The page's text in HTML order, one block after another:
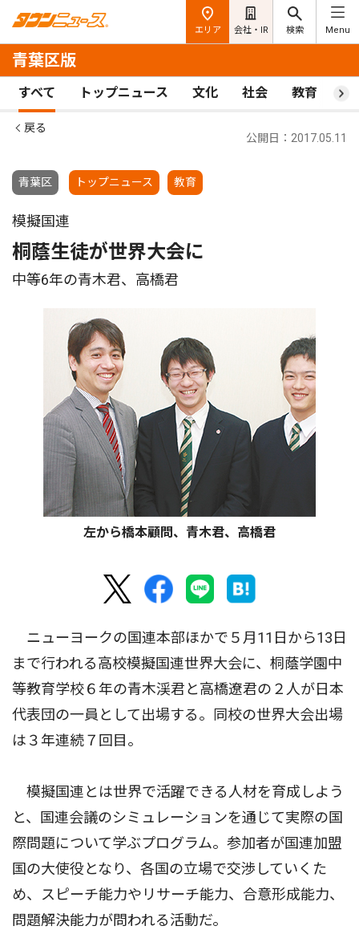
エリア 会社・IR 検索 Menu
青葉区版
すべて トップニュース 文化 社会 教育 ス
戻る
青葉区 トップニュース 教育
公開日：2017.05.11
模擬国連
桐蔭生徒が世界大会に
中等6年の青木君、高橋君
左から橋本顧問、青木君、高橋君
ニューヨークの国連本部ほかで５月11日から13日
まで行われる高校模擬国連世界大会に、桐蔭学園中
等教育学校６年の青木渓君と高橋遼君の２人が日本
代表団の一員として出場する。同校の世界大会出場
は３年連続７回目。
模擬国連とは世界で活躍できる人材を育成しよう
と、国連会議のシミュレーションを通じて実際の国
際問題について学ぶプログラム。参加者が国連加盟
国の大使役となり、各国の立場で交渉していくた
め、スピーチ能力やリサーチ能力、合意形成能力、
問題解決能力が問われる活動だ。